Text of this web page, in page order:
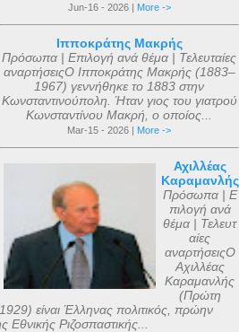
Jun-16 - 2026 | More ->
Ιπποκράτης Μακρής
Πρόσωπα | Επιλογή ανά θέμα | Τελευταίες
αναρτήσειςΟ Ιπποκράτης Μακρής (1883–
1967) γεννήθηκε το 1883 στην
Κωνσταντινούπολη. Ήταν γιος του γιατρού
Κωνσταντίνου Μακρή, ο οποίος...
Mar-15 - 2026 | More ->
Αχιλλέας
Καραμανλής
Πρόσωπα | Ε
πιλογή ανά
θέμα | Τελευτ
αίες
αναρτήσειςΟ
Αχιλλέας
Καραμανλής
(Πρώτη
είναι Έλληνας πολιτικός, πρώην
Εθνικής Ριζοσπαστικής...